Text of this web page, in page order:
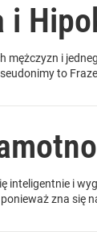
i
i
to
inteligentnie i
zna się